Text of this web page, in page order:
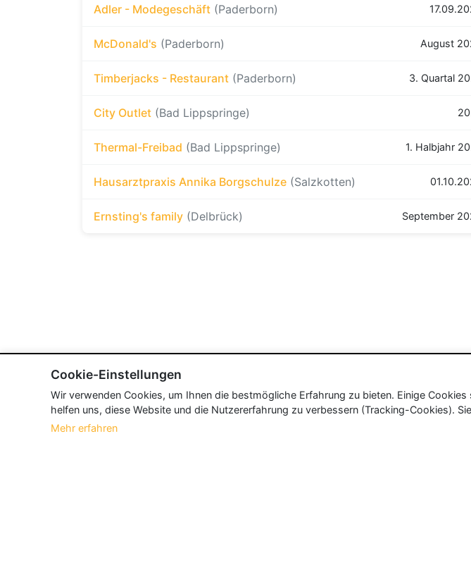
Adler - Modegeschäft (Paderborn)
McDonald's (Paderborn) August
Timberjacks - Restaurant (Paderborn) 3. Quartal
City Outlet (Bad Lippspringe)
Thermal-Freibad (Bad Lippspringe) 1. Halbjahr
Hausarztpraxis Annika Borgschulze (Salzkotten)
Ernsting's family (Delbrück) September
Cookie-Einstellungen
Wir verwenden Cookies, um Ihnen die bestmögliche Erfahrung zu bieten. Einige
helfen uns, diese Website und die Nutzererfahrung zu verbessern (Tracking-Cookies).
Mehr erfahren